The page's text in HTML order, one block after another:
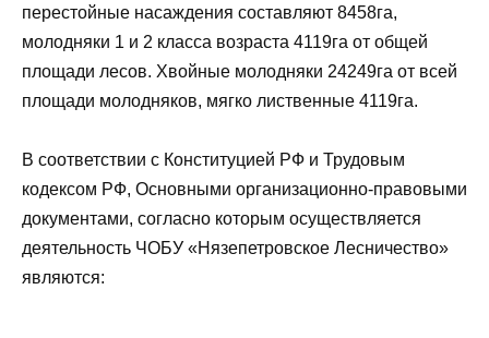
перестойные насаждения составляют 8458га,
молодняки 1 и 2 класса возраста 4119га от общей
площади лесов. Хвойные молодняки 24249га от всей
площади молодняков, мягко лиственные 4119га.
В соответствии с Конституцией РФ и Трудовым
кодексом РФ, Основными организационно-правовыми
документами, согласно которым осуществляется
деятельность ЧОБУ «Нязепетровское Лесничество»
являются: